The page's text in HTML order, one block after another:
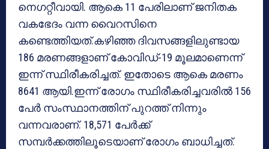
നെഗറ്റീവായി. ആകെ 11 പേരിലാണ് ജനിതക
വകഭേദം വന്ന വൈറസിനെ
കണ്ടെത്തിയത്.കഴിഞ്ഞ ദിവസങ്ങളിലുണ്ടായ
186 മരണങ്ങളാണ് കോവിഡ്-19 മൂലമാണെന്ന്
ഇന്ന് സ്ഥിരീകരിച്ചത്. ഇതോടെ ആകെ മരണം
8641 ആയി.ഇന്ന് രോഗം സ്ഥിരീകരിച്ചവരില്‍ 156
പേര്‍ സംസ്ഥാനത്തിന് പുറത്ത് നിന്നും
വന്നവരാണ്. 18,571 പേര്‍ക്ക്
സമ്പര്‍ക്കത്തിലൂടെയാണ് രോഗം ബാധിച്ചത്.